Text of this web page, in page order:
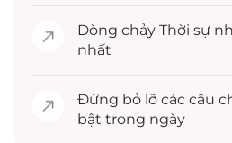
Dòng chảy Thời sự
nhất
Đừng bỏ lỡ các câu
bật trong ngày